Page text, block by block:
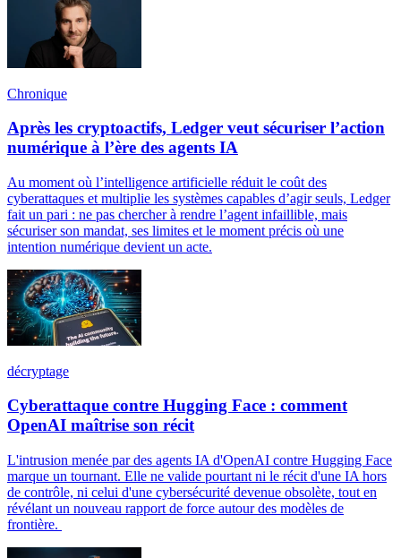
Chronique
Après les cryptoactifs, Ledger veut sécuriser l’action
numérique à l’ère des agents IA
Au moment où l’intelligence artificielle réduit le coût des
cyberattaques et multiplie les systèmes capables d’agir seuls, Ledger
fait un pari : ne pas chercher à rendre l’agent infaillible, mais
sécuriser son mandat, ses limites et le moment précis où une
intention numérique devient un acte.
décryptage
Cyberattaque contre Hugging Face : comment
OpenAI maîtrise son récit
L'intrusion menée par des agents IA d'OpenAI contre Hugging Face
marque un tournant. Elle ne valide pourtant ni le récit d'une IA hors
de contrôle, ni celui d'une cybersécurité devenue obsolète, tout en
révélant un nouveau rapport de force autour des modèles de
frontière.